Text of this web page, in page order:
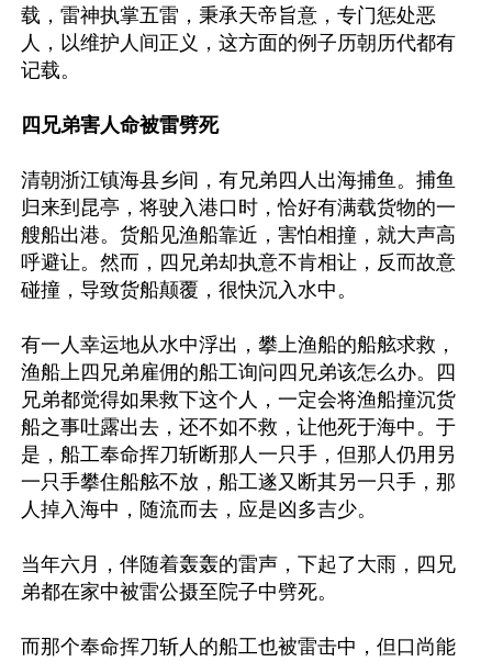
载，雷神执掌五雷，秉承天帝旨意，专门惩处恶
人，以维护人间正义，这方面的例子历朝历代都有
记载。
四兄弟害人命被雷劈死
清朝浙江镇海县乡间，有兄弟四人出海捕鱼。捕鱼
归来到昆亭，将驶入港口时，恰好有满载货物的一
艘船出港。货船见渔船靠近，害怕相撞，就大声高
呼避让。然而，四兄弟却执意不肯相让，反而故意
碰撞，导致货船颠覆，很快沉入水中。
有一人幸运地从水中浮出，攀上渔船的船舷求救，
渔船上四兄弟雇佣的船工询问四兄弟该怎么办。四
兄弟都觉得如果救下这个人，一定会将渔船撞沉货
船之事吐露出去，还不如不救，让他死于海中。于
是，船工奉命挥刀斩断那人一只手，但那人仍用另
一只手攀住船舷不放，船工遂又断其另一只手，那
人掉入海中，随流而去，应是凶多吉少。
当年六月，伴随着轰轰的雷声，下起了大雨，四兄
弟都在家中被雷公摄至院子中劈死。
而那个奉命挥刀斩人的船工也被雷击中，但口尚能